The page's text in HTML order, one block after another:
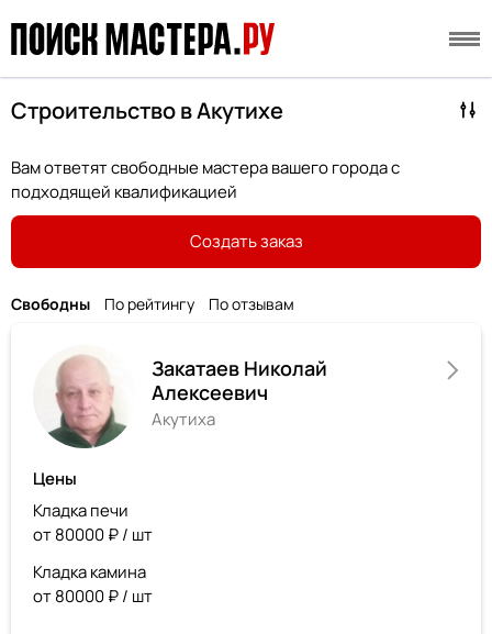
Строительство в Акутихе
Вам ответят свободные мастера вашего города с
подходящей квалификацией
Создать заказ
Свободны По рейтингу По отзывам
Закатаев Николай
Алексеевич
Акутиха
Цены
Кладка печи
от 80000 ₽ / шт
Кладка камина
от 80000 ₽ / шт